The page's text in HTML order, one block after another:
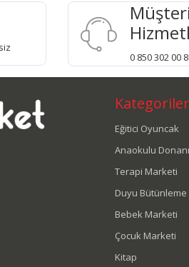
Müşteri
0 850 302 00
Kategoriler
Eğitici Oyuncak
Anaokulu
Terapi Marketi
Duyu Bütünleme
Bebek Marketi
Çocuk Marketi
Kitap